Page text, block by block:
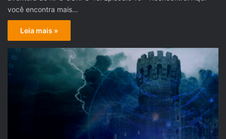
você encontra mais…
Leia mais »